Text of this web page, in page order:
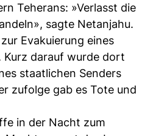
Teherans: »Verlasst die
sagte Netanjahu.
Evakuierung eines
darauf wurde dort
staatlichen Senders
zufolge gab es Tote und
in der Nacht zum